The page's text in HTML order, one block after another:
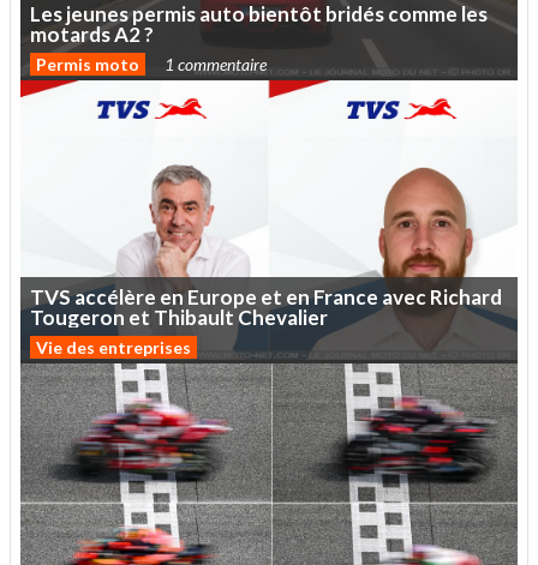
Lesjeunespermisautobientôt bridéscommeles
motardsA2?
Permis moto 1 commentaire
TVSaccélère enEurope et enFrance avecRichard
Tougeron et Thibault Chevalier
Vie des entreprises